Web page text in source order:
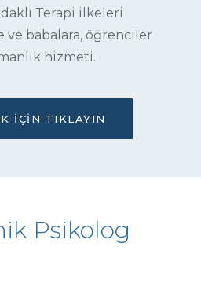
Terapi ilkeleri
babalara, öğrenciler
hizmeti.
İÇIN TIKLAYIN
Psikolog